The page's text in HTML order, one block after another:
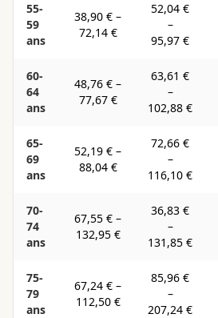
55-
59
ans
38,90 € –
72,14 €
52,04 €
–
95,97 €
60-
64
ans
48,76 € –
77,67 €
63,61 €
–
102,88 €
65-
69
ans
52,19 € –
88,04 €
72,66 €
–
116,10 €
70-
74
ans
67,55 € –
132,95 €
36,83 €
–
131,85 €
75-
79
ans
67,24 € –
112,50 €
85,96 €
–
207,24 €